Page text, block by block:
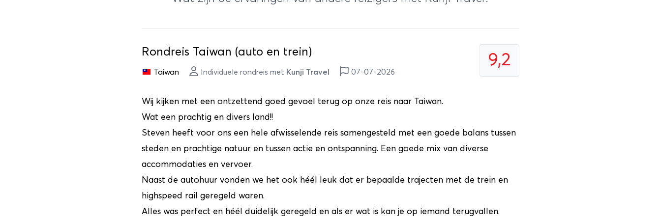
9,2
Rondreis Taiwan (auto en trein)
Taiwan Individuele rondreis met Kunji Travel 07-07-2026
Wij kijken met een ontzettend goed gevoel terug op onze reis naar Taiwan.
Wat een prachtig en divers land!!
Steven heeft voor ons een hele afwisselende reis samengesteld met een goede balans tussen
steden en prachtige natuur en tussen actie en ontspanning. Een goede mix van diverse
accommodaties en vervoer.
Naast de autohuur vonden we het ook héél leuk dat er bepaalde trajecten met de trein en
highspeed rail geregeld waren.
Alles was perfect en héél duidelijk geregeld en als er wat is kan je op iemand terugvallen.